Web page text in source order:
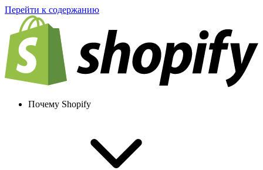
Перейти к содержанию
Почему Shopify